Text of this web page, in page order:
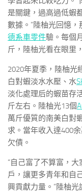
是關鍵，過高過低蝦
數據。”陸柚光回憶
德系車零件驗。每個
斤，陸柚光看在眼里
2020年夏季，陸柚光
白對蝦淡水水壓、水
淡化處理后的蝦苗存
斤左右。陸柚光13個
萬斤優質的南美白對
求。當年收入達400
欠債。
“自己富了不算富，
戶，讓更多青年和自
興貢獻力量。”陸柚光